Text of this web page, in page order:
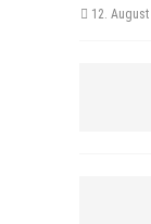
12. August